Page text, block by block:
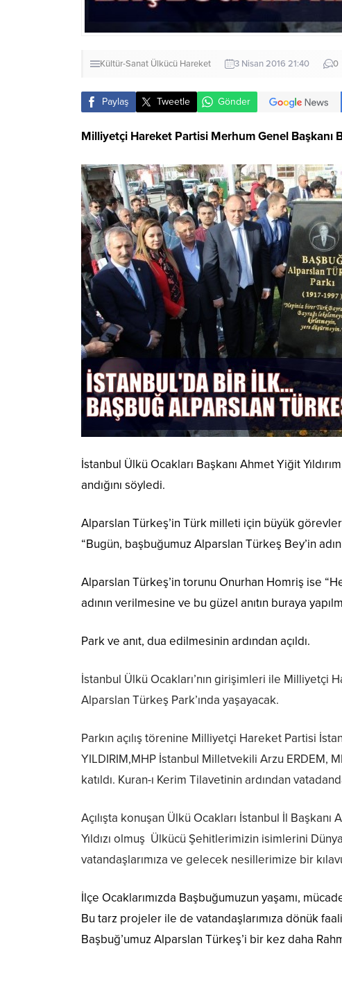
Kültür-Sanat Ülkücü Hareket 3 Nisan 2016 21:40 0
Paylaş Tweetle Gönder
Milliyetçi Hareket Partisi Merhum Genel Başkanı
İstanbul Ülkü Ocakları Başkanı Ahmet Yiğit
andığını söyledi.
Alparslan Türkeş’in Türk milleti için büyük
“Bugün, başbuğumuz Alparslan Türkeş Bey’in
Alparslan Türkeş’in torunu Onurhan Homriş ise
adının verilmesine ve bu güzel anıtın buraya
Park ve anıt, dua edilmesinin ardından açıldı.
İstanbul Ülkü Ocakları’nın girişimleri ile Milliyetçi
Alparslan Türkeş Park’ında yaşayacak.
Parkın açılış törenine Milliyetçi Hareket Partisi
YILDIRIM,MHP İstanbul Milletvekili Arzu ERDEM,
katıldı. Kuran-ı Kerim Tilavetinin ardından
Açılışta konuşan Ülkü Ocakları İstanbul İl
Yıldızı olmuş Ülkücü Şehitlerimizin isimlerini
vatandaşlarımıza ve gelecek nesillerimize bir
İlçe Ocaklarımızda Başbuğumuzun yaşamı,
Bu tarz projeler ile de vatandaşlarımıza dönük
Başbuğ’umuz Alparslan Türkeş’i bir kez daha